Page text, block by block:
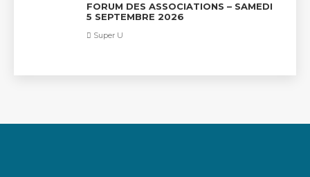
FORUM DES ASSOCIATIONS – SAMEDI
5 SEPTEMBRE 2026
Super U